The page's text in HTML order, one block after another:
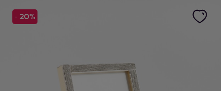
- 20%